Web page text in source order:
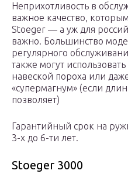
Неприхотливость в
важное качество,
Stoeger — а уж для
важно. Большинство
регулярного
также могут
навеской пороха или
«супермагнум» (если
позволяет)
Гарантийный срок на
3-х до 6-ти лет.
Stoeger 3000